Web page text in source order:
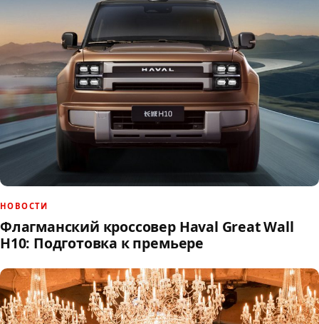
НОВОСТИ
Флагманский кроссовер Haval Great Wall
H10: Подготовка к премьере